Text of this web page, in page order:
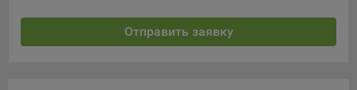
Отправить заявку